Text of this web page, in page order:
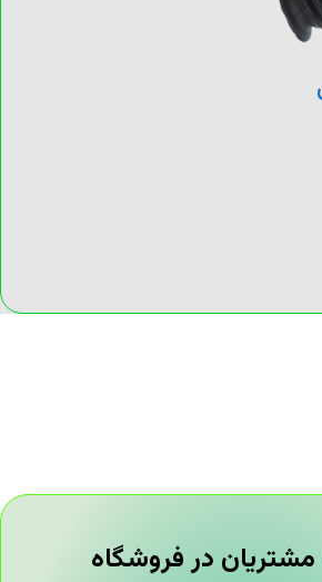
مشتریان در فروشگاه